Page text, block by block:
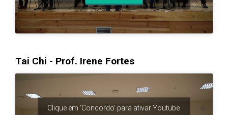
Tai Chi - Prof. Irene Fortes
Clique em 'Concordo' para ativar Youtube